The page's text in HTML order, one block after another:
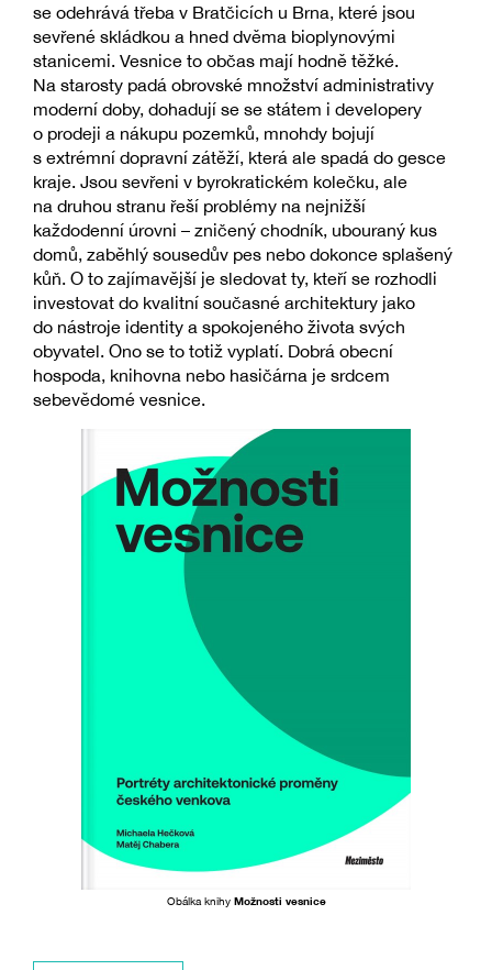
se odehrává třeba v Bratčicích u Brna, které jsou
sevřené skládkou a hned dvěma bioplynovými
stanicemi. Vesnice to občas mají hodně těžké.
Na starosty padá obrovské množství administrativy
moderní doby, dohadují se se státem i developery
o prodeji a nákupu pozemků, mnohdy bojují
s extrémní dopravní zátěží, která ale spadá do gesce
kraje. Jsou sevřeni v byrokratickém kolečku, ale
na druhou stranu řeší problémy na nejnižší
každodenní úrovni – zničený chodník, ubouraný kus
domů, zaběhlý sousedův pes nebo dokonce splašený
kůň. O to zajímavější je sledovat ty, kteří se rozhodli
investovat do kvalitní současné architektury jako
do nástroje identity a spokojeného života svých
obyvatel. Ono se to totiž vyplatí. Dobrá obecní
hospoda, knihovna nebo hasičárna je srdcem
sebevědomé vesnice.
Obálka knihy Možnosti vesnice